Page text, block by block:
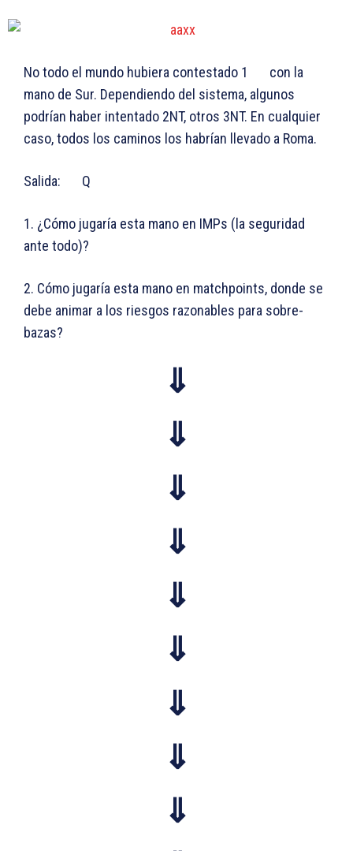
No todo el mundo hubiera contestado 1
con la
mano de Sur. Dependiendo del sistema, algunos
podrían haber intentado 2NT, otros 3NT. En cualquier
caso, todos los caminos los habrían llevado a Roma.
Salida: Q
1. ¿Cómo jugaría esta mano en IMPs (la seguridad
ante todo)?
2. Cómo jugaría esta mano en matchpoints, donde se
debe animar a los riesgos razonables para sobre-
bazas?
⇓
⇓
⇓
⇓
⇓
⇓
⇓
⇓
⇓